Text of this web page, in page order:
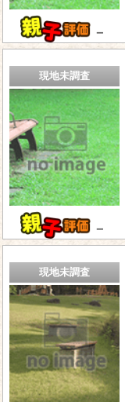
－
現地未調査
－
現地未調査